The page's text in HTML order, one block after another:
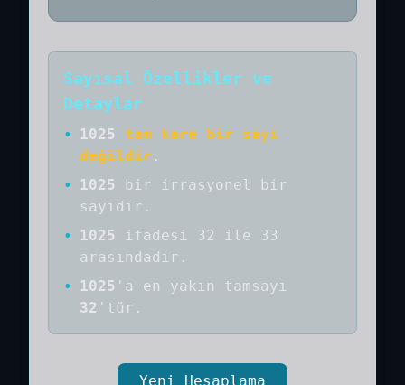
Sayısal Özellikler ve
Detaylar
• 1025
tam kare bir sayı
değildir .
•
1025 bir
irrasyonel bir
sayıdır .
•
1025
ifadesi 32 ile 33
arasındadır.
•
1025 'a en yakın tamsayı
32 'tür.
Yeni Hesaplama